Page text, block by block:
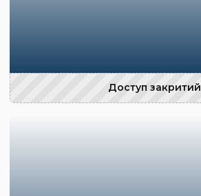
Доступ закритий